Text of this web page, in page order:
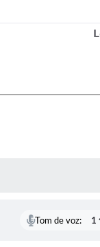
Tom de voz: